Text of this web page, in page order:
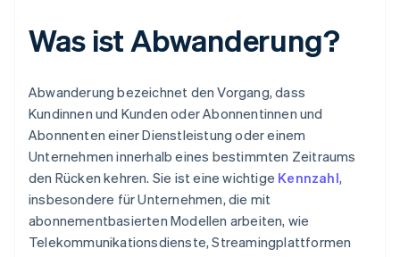
Was ist Abwanderung?
Abwanderung bezeichnet den Vorgang, dass
Kundinnen und Kunden oder Abonnentinnen und
Abonnenten einer Dienstleistung oder einem
Unternehmen innerhalb eines bestimmten Zeitraums
den Rücken kehren. Sie ist eine wichtige Kennzahl,
insbesondere für Unternehmen, die mit
abonnementbasierten Modellen arbeiten, wie
Telekommunikationsdienste, Streamingplattformen